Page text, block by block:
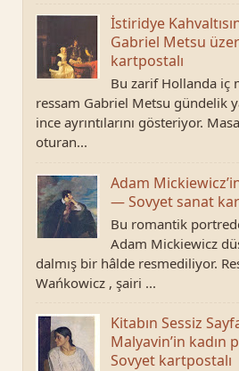
İstiridye
Gabriel Metsu
kartpostalı
Bu zarif Hollanda iç
ressam Gabriel Metsu gündelik
ince ayrıntılarını gösteriyor.
oturan...
Adam
— Sovyet sanat
Bu romantik
Adam Mickiewicz
dalmış bir hâlde resmediliyor.
Wańkowicz , şairi ...
Kitabın Sessiz
Malyavin’in kadın
Sovyet kartpostalı